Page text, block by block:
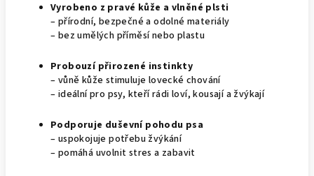
Vyrobeno z pravé kůže a vlněné plsti
– přírodní, bezpečné a odolné materiály
– bez umělých příměsí nebo plastu
Probouzí přirozené instinkty
– vůně kůže stimuluje lovecké chování
– ideální pro psy, kteří rádi loví, kousají a žvýkají
Podporuje duševní pohodu psa
– uspokojuje potřebu žvýkání
– pomáhá uvolnit stres a zabavit